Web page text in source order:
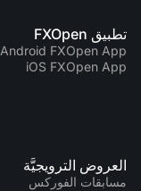
تطبيق FXOpen
Android FXOpen App
iOS FXOpen App
العروض الترويجيَّة
مسابقات الفوركس